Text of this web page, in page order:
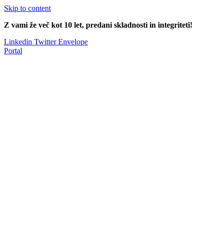
Skip to content
Z vami že več kot 10 let, predani skladnosti in integriteti!
Linkedin Twitter Envelope
Portal